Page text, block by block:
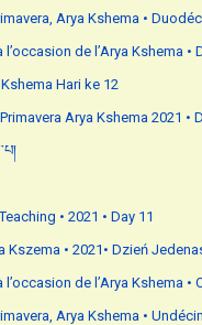
Arya Kshema •
de l’Arya Kshema •
Hari ke 12
Arya Kshema 2021 •
• 2021 • Day 11
Kszema • 2021• Dzień
de l’Arya Kshema •
Arya Kshema •